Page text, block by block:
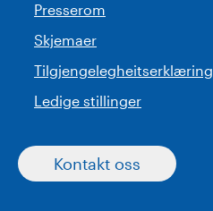
Presserom
Skjemaer
Tilgjengelegheitserklæring
Ledige stillinger
Kontakt oss